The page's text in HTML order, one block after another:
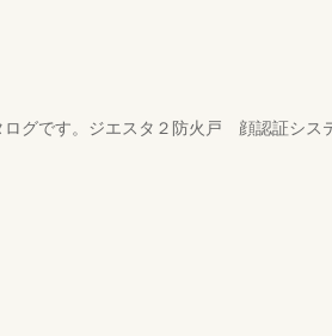
グです。ジエスタ２防火戸 顔認証シス